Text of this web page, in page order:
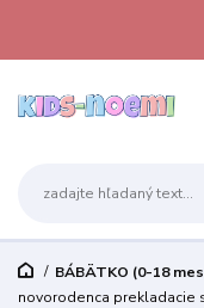
BÁBÄTKO (0-18
novorodenca prekladacie